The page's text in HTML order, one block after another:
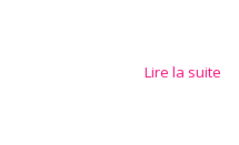
Lire la suite